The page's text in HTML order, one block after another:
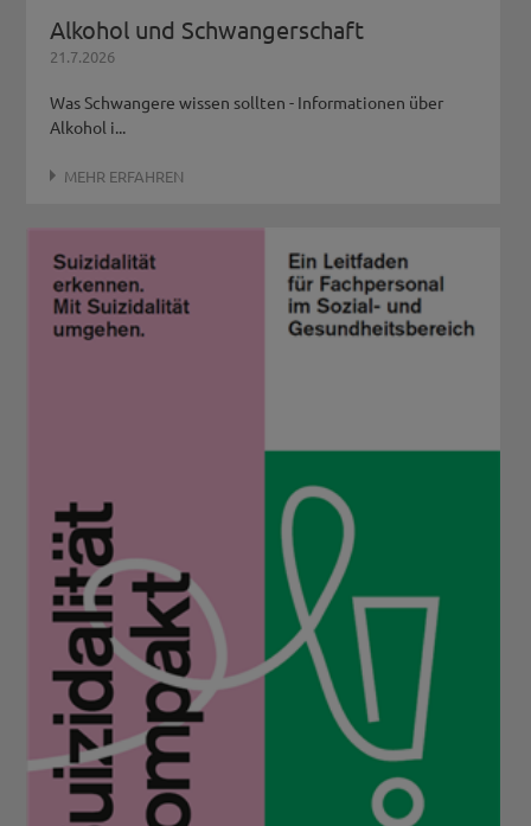
Alkohol und Schwangerschaft
21.7.2026
Was Schwangere wissen sollten - Informationen über
Alkohol i...
MEHR ERFAHREN